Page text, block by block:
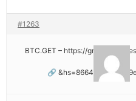
#1263
🔗 + 1.989113 BTC.GET – https://graph.org/